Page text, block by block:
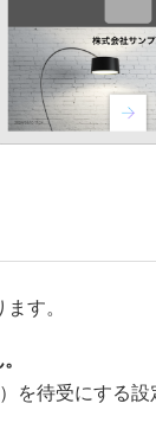
す。
待受にする設